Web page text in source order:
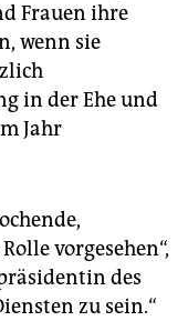
Frauen ihre
wenn sie
in der Ehe und
Jahr
vorgesehen“,
des
zu sein.“